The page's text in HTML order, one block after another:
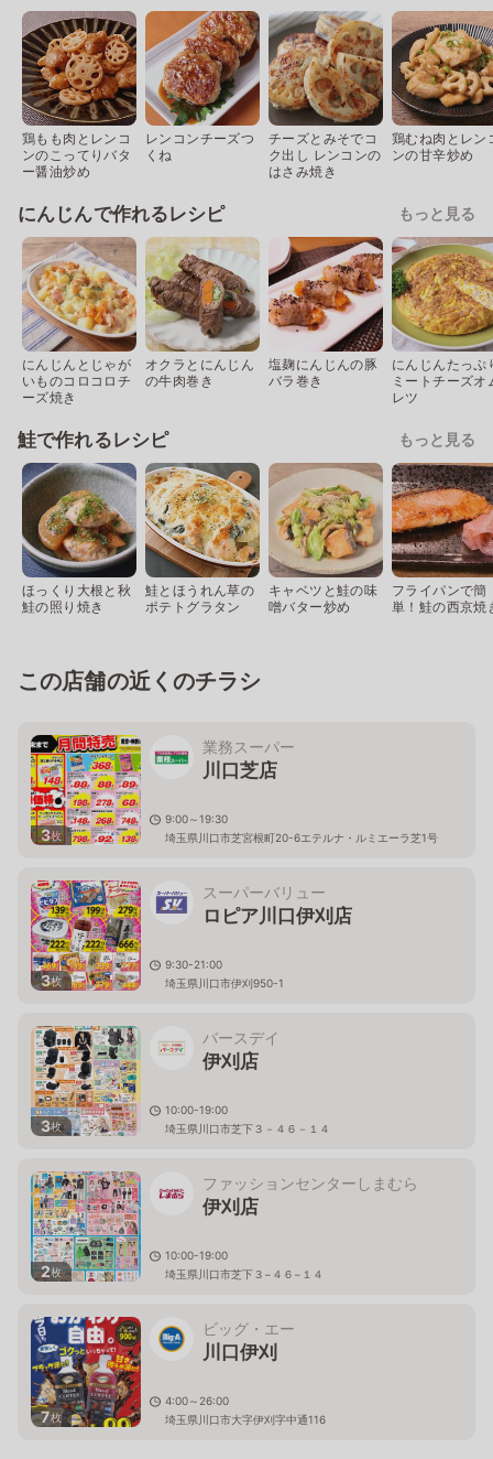
鶏もも肉とレンコ
ンのこってりバタ
ー醤油炒め
レンコンチーズつ
くね
チーズとみそでコ
ク出し レンコンの
はさみ焼き
鶏むね肉とレン
ンの甘辛炒め
にんじんで作れるレシピ もっと見る
にんじんとじゃが
いものコロコロチ
ーズ焼き
オクラとにんじん
の牛肉巻き
塩麹にんじんの豚
バラ巻き
にんじんたっぷ
ミートチーズオ
レツ
鮭で作れるレシピ もっと見る
ほっくり大根と秋
鮭の照り焼き
鮭とほうれん草の
ポテトグラタン
キャベツと鮭の味
噌バター炒め
フライパンで簡
単！鮭の西京焼
この店舗の近くのチラシ
3枚
業務スーパー
川口芝店
9:00～19:30
埼玉県川口市芝宮根町20-6エテルナ・ルミエーラ芝1号
3枚
スーパーバリュー
ロピア川口伊刈店
9:30-21:00
埼玉県川口市伊刈950-1
3枚
バースデイ
伊刈店
10:00-19:00
埼玉県川口市芝下３－４６－１４
2枚
ファッションセンターしまむら
伊刈店
10:00-19:00
埼玉県川口市芝下３−４６−１４
7枚
ビッグ・エー
川口伊刈
4:00～26:00
埼玉県川口市大字伊刈字中通116